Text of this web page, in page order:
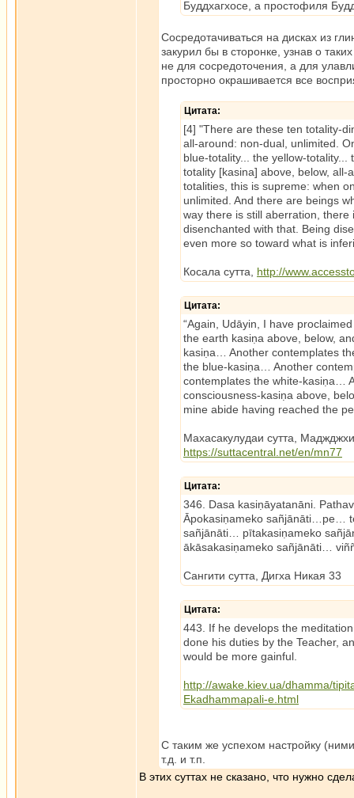
Буддхагхосе, а простофиля
Сосредотачиваться на дисках из
закурил бы в сторонке, узнав о
не для сосредоточения, а для
просторно окрашивается все
Цитата:
[4] "There are these ten totality-
all-around: non-dual, unlimited.
blue-totality... the yellow-
totality [kasina] above, below,
totalities, this is supreme: when
unlimited. And there are beings
way there is still aberration,
disenchanted with that. Being
even more so toward what is
Косала сутта, http://
Цитата:
“Again, Udāyin, I have
the earth kasiṇa above, below,
kasiṇa… Another contemplates
the blue-kasiṇa… Another
contemplates the white-kasiṇa…
consciousness-kasiṇa above,
mine abide having reached the
Махасакулудаи сутта,
https://suttacentral.net/en/mn77
Цитата:
346. Dasa kasiṇāyatanāni.
Āpokasiṇameko sañjānāti…pe…
sañjānāti… pītakasiṇameko
ākāsakasiṇameko sañjānāti…
Сангити сутта, Дигха Никая 33
Цитата:
443. If he develops the
done his duties by the Teacher,
would be more gainful.
http://awake.kiev.ua/dhamma/
Ekadhammapali-e.html
С таким же успехом настройку
т.д. и т.п.
В этих суттах не сказано, что нужно